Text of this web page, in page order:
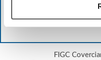
FIGC